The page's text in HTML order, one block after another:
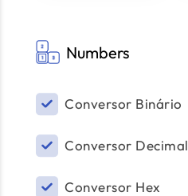
Numbers
Conversor Binário
Conversor Decimal
Conversor Hex